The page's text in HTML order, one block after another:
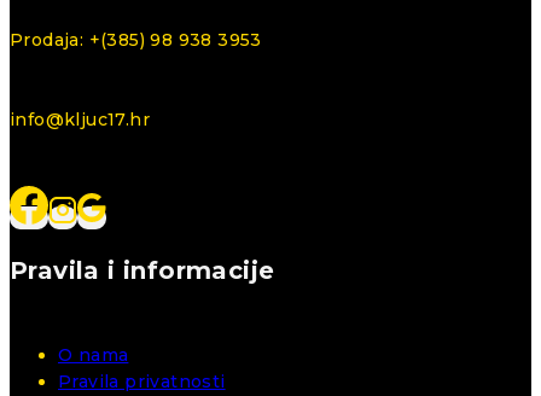
Prodaja: +(385) 98 938 3953
info@kljuc17.hr
Pravila i informacije
O nama
Pravila privatnosti